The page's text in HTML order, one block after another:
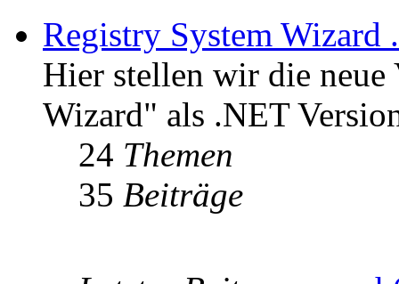
Registry System Wizard
Hier stellen wir die neue
Wizard" als .NET
24 Themen
35 Beiträge